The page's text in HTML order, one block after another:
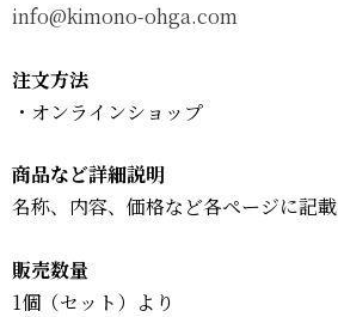
info@kimono-ohga.com
注文方法
・オンラインショップ
商品など詳細説明
名称、内容、価格など各ページに記載
販売数量
1個（セット）より